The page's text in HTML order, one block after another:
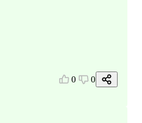
0 0